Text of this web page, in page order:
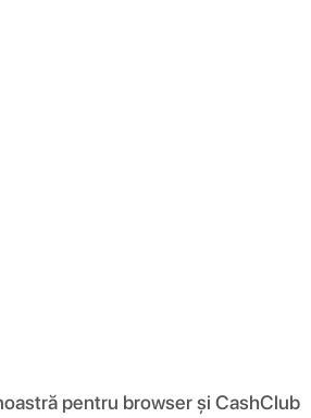
pentru browser și CashClub